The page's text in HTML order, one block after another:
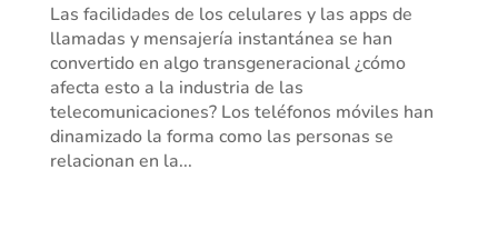
Las facilidades de los celulares y las apps de
llamadas y mensajería instantánea se han
convertido en algo transgeneracional ¿cómo
afecta esto a la industria de las
telecomunicaciones? Los teléfonos móviles han
dinamizado la forma como las personas se
relacionan en la...